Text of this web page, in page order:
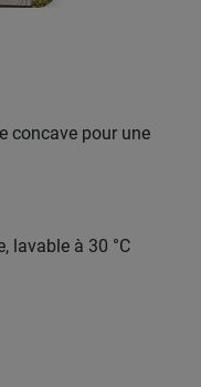
concave pour une
lavable à 30 °C